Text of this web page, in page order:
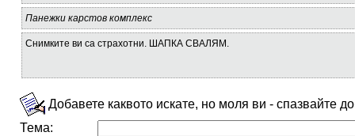
Панежки карстов комплекс
Снимките ви са страхотни. ШАПКА СВАЛЯМ.
Добавете каквото искате, но моля ви - спазвайте
Тема: